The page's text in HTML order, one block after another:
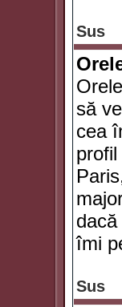
Sus
să
cea
îmi
Sus